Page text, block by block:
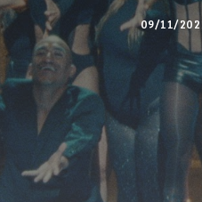
09/11/